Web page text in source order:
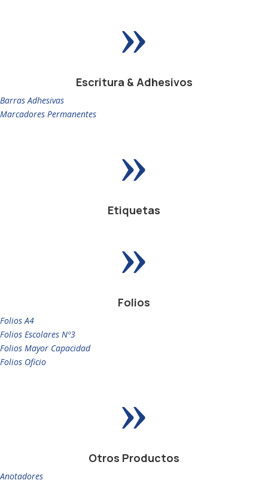
»
Escritura & Adhesivos
Barras Adhesivas
Marcadores Permanentes
»
Etiquetas
»
Folios
Folios A4
Folios Escolares Nº3
Folios Mayor Capacidad
Folios Oficio
»
Otros Productos
Anotadores